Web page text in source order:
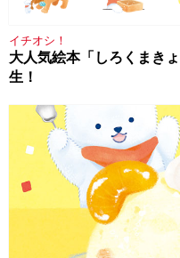
イチオシ！
大人気絵本「しろくまき
生！